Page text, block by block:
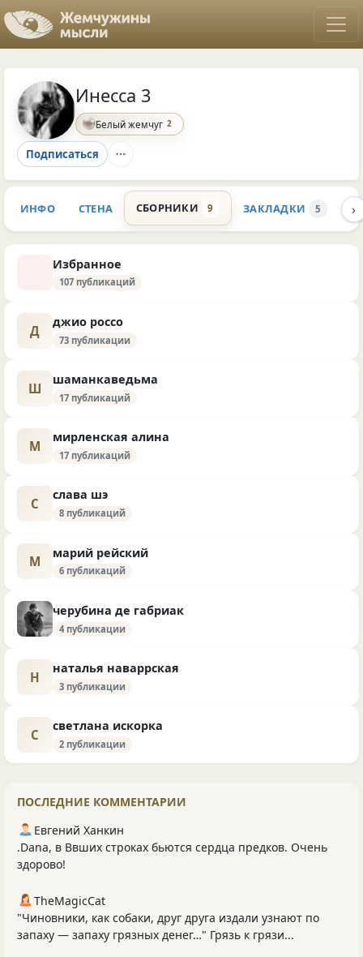
Инесса 3
Белый жемчуг 2
Подписаться
ИНФО СТЕНА СБОРНИКИ 9 ЗАКЛАДКИ 5 ›
Избранное
107 публикаций
Д
джио россо
73 публикации
Ш
шаманкаведьма
17 публикаций
М
мирленская алина
17 публикаций
С
слава шэ
8 публикаций
М
марий рейский
6 публикаций
черубина де габриак
4 публикации
Н
наталья наваррская
3 публикации
С
светлана искорка
2 публикации
ПОСЛЕДНИЕ КОММЕНТАРИИ
Евгений Ханкин
.Dana, в Ввших строках бьются сердца предков. Очень
здорово!
TheMagicCat
"Чиновники, как собаки, друг друга издали узнают по
запаху — запаху грязных денег…" Грязь к грязи...